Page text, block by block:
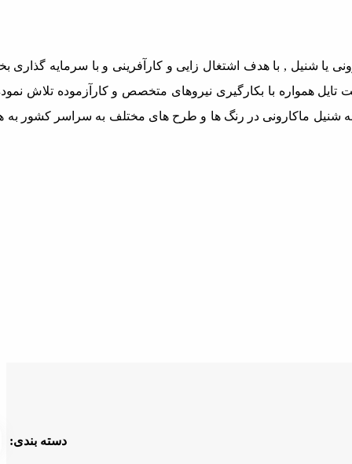
یکی از تولیدکنندگان پارچه های ماکارونی یا شنیل , با هدف اشتغال زایی و کارآفرینی و
متر احداث گردید. شرکت پارادایس تکست تایل همواره با بکارگیری نیروهای متخصص و
ماکارونی در رنگ ها و طرح های مختلف به سراسر کشور به
دسته بندی: